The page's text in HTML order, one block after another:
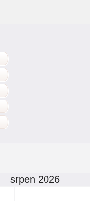
srpen 2026